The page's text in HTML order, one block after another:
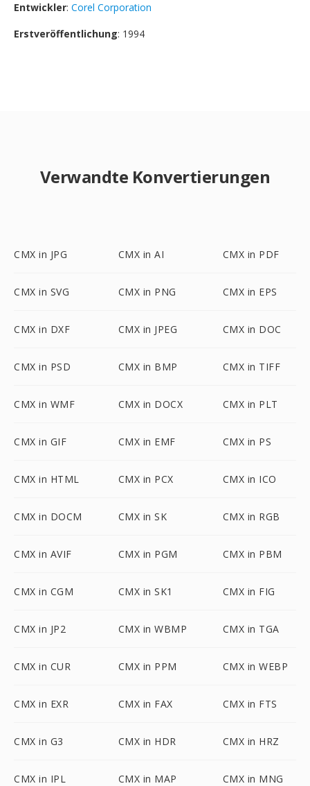
Entwickler: Corel Corporation
Erstveröffentlichung: 1994
Verwandte Konvertierungen
CMX in JPG CMX in AI CMX in PDF
CMX in SVG CMX in PNG CMX in EPS
CMX in DXF CMX in JPEG CMX in DOC
CMX in PSD CMX in BMP CMX in TIFF
CMX in WMF CMX in DOCX CMX in PLT
CMX in GIF CMX in EMF CMX in PS
CMX in HTML CMX in PCX CMX in ICO
CMX in DOCM CMX in SK CMX in RGB
CMX in AVIF CMX in PGM CMX in PBM
CMX in CGM CMX in SK1 CMX in FIG
CMX in JP2 CMX in WBMP CMX in TGA
CMX in CUR CMX in PPM CMX in WEBP
CMX in EXR CMX in FAX CMX in FTS
CMX in G3 CMX in HDR CMX in HRZ
CMX in IPL CMX in MAP CMX in MNG